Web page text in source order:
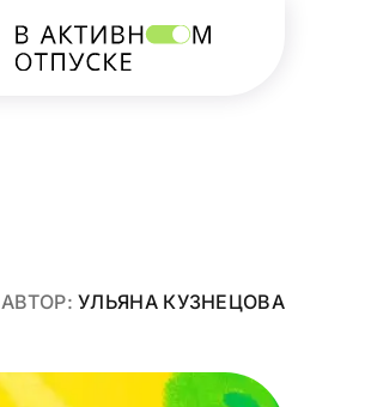
АВТОР:УЛЬЯНА КУЗНЕЦОВА